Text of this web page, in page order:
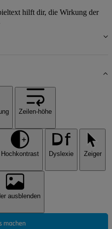
hilft dir, die Wirkung der
Zeilen-höhe
Hochkontrast Dyslexie Zeiger
ausblenden
machen